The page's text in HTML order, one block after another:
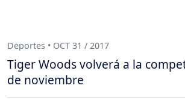
Deportes • OCT 31 / 2017
Tiger Woods volverá a la
de noviembre